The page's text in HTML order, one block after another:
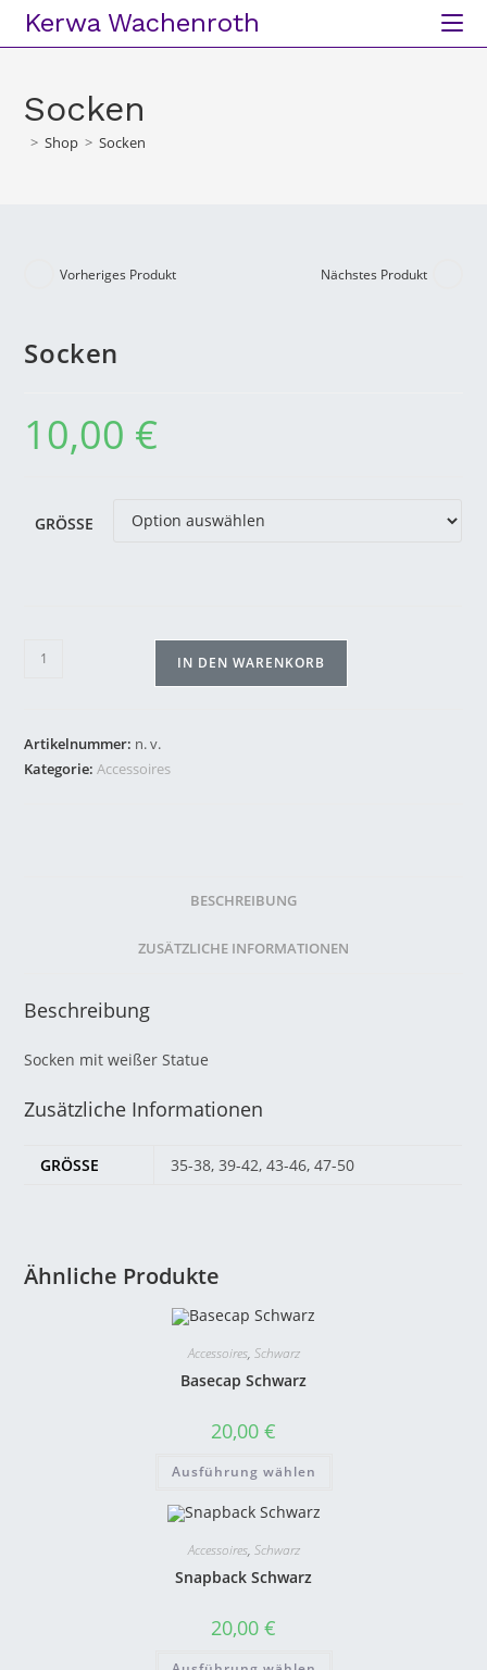
Kerwa Wachenroth
Socken
> Shop > Socken
Vorheriges Produkt Nächstes Produkt
Socken
10,00 €
GRÖSSE
IN DEN WARENKORB
Artikelnummer: n. v.
Kategorie:Accessoires
BESCHREIBUNG
ZUSÄTZLICHE INFORMATIONEN
Beschreibung
Socken mit weißer Statue
Zusätzliche Informationen
GRÖSSE 35-38, 39-42, 43-46, 47-50
Ähnliche Produkte
Accessoires, Schwarz
Basecap Schwarz
20,00 €
Ausführung wählen
Accessoires, Schwarz
Snapback Schwarz
20,00 €